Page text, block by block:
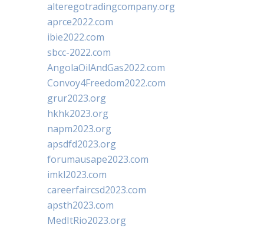
alteregotradingcompany.org
aprce2022.com
ibie2022.com
sbcc-2022.com
AngolaOilAndGas2022.com
Convoy4Freedom2022.com
grur2023.org
hkhk2023.org
napm2023.org
apsdfd2023.org
forumausape2023.com
imkl2023.com
careerfaircsd2023.com
apsth2023.com
MedItRio2023.org